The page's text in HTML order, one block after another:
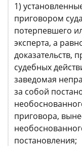
1)
приговором
потерпевшего
эксперта, а
доказательств,
судебных
заведомая
за собой
приговора,
постановления;